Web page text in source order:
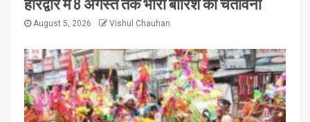
हरिद्वार में 8 अगस्त तक भारी बारिश की चेतावनी
August 5, 2026 Vishul Chauhan